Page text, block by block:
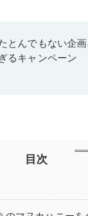
とんでもない企
るキャンペーン
目次